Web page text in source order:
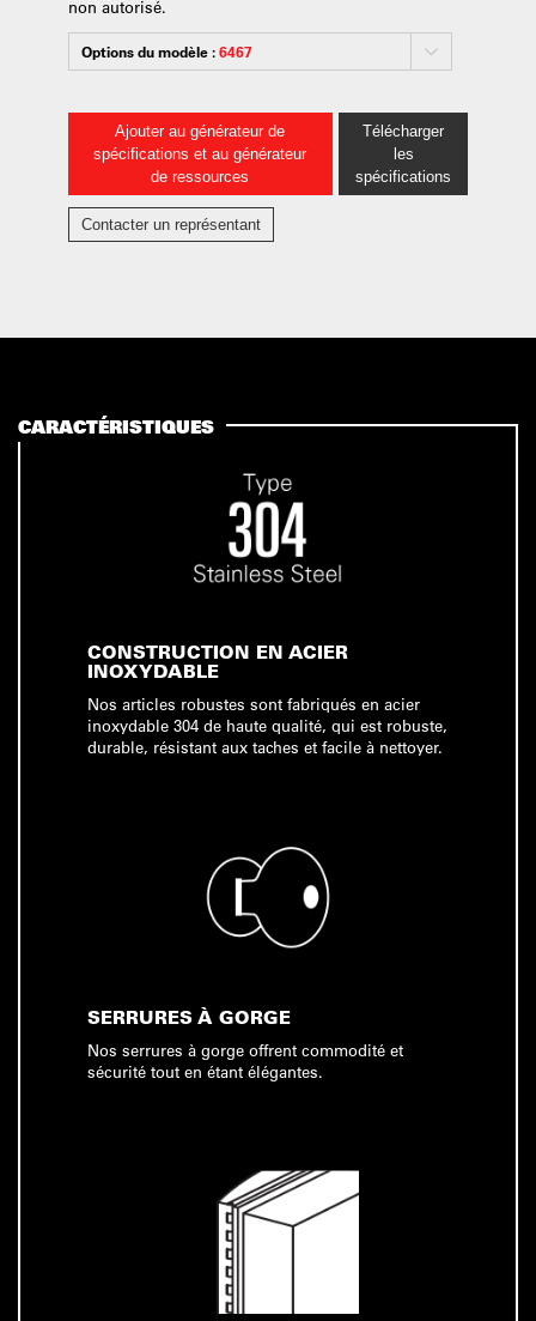
non autorisé.
Options du modèle :6467
Ajouter au générateur de
spécifications et au générateur
de ressources
Télécharger
les
spécifications
Contacter un représentant
CARACTÉRISTIQUES
CONSTRUCTION EN ACIER
INOXYDABLE
Nos articles robustes sont fabriqués en acier
inoxydable 304 de haute qualité, qui est robuste,
durable, résistant aux taches et facile à nettoyer.
SERRURES À GORGE
Nos serrures à gorge offrent commodité et
sécurité tout en étant élégantes.